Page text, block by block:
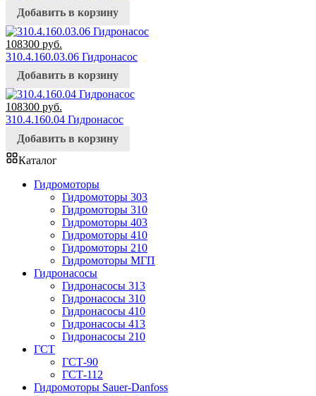
Добавить в корзину
108300 руб.
310.4.160.03.06 Гидронасос
Добавить в корзину
108300 руб.
310.4.160.04 Гидронасос
Добавить в корзину
Каталог
Гидромоторы
Гидромоторы 303
Гидромоторы 310
Гидромоторы 403
Гидромоторы 410
Гидромоторы 210
Гидромоторы МГП
Гидронасосы
Гидронасосы 313
Гидронасосы 310
Гидронасосы 410
Гидронасосы 413
Гидронасосы 210
ГСТ
ГСТ-90
ГСТ-112
Гидромоторы Sauer-Danfoss